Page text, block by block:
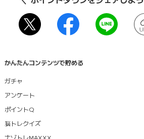
かんたんコンテンツで貯める
ガチャ
アンケート
ポイントQ
脳トレクイズ
ナゾトレMAXXX